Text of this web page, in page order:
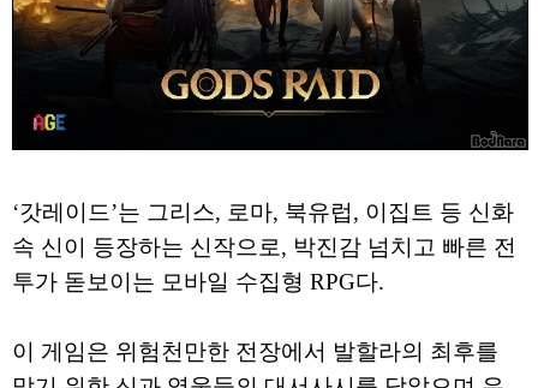
‘갓레이드’는 그리스, 로마, 북유럽, 이집트 등 신화
속 신이 등장하는 신작으로, 박진감 넘치고 빠른 전
투가 돋보이는 모바일 수집형 RPG다.
이 게임은 위험천만한 전장에서 발할라의 최후를